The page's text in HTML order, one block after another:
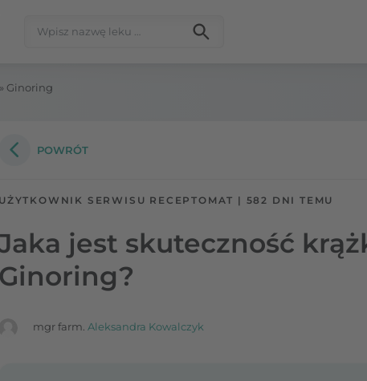
» Ginoring
POWRÓT
UŻYTKOWNIK SERWISU RECEPTOMAT | 582 DNI TEMU
jest skuteczność
Ginoring?
mgr farm. Aleksandra Kowalczyk